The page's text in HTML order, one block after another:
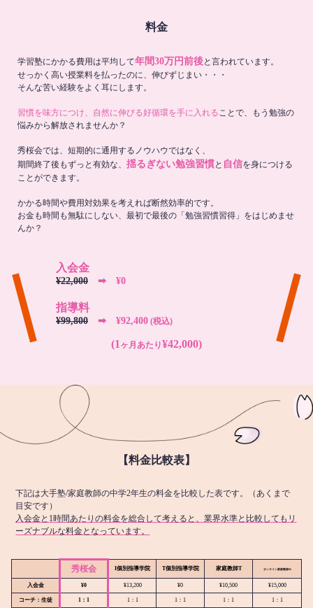
料金
学習塾にかかる費用は平均して年間30万円前後と言われています。
せっかく高い授業料を払ったのに、伸びずじまい・・・
そんな苦い経験をよく耳にします。
習慣を味方につけ、自然に伸びる好循環を手に入れる ことで、もう勉強の
悩みから解放されませんか？
秀桜会では、短期的に通用するノウハウではなく、
期間終了後もずっと有効な、 揺るぎない勉強習慣と 自信を身につける
ことができます。
かかる時間や費用対効果を考えれば断然効率的です。
お金も時間も無駄にしない、最初で最後の「勉強習慣習得」をはじめませ
んか？
入会金
¥22,000 ➡︎ ¥0
指導料
¥99,800 ➡︎ ¥92,400 (税込)
(1 ヶ月あたり¥42,000)
【料金比較表】
下記は大手塾/家庭教師の中学2年生の料金を比較した表です。（あくまで
目安です）
入会金と1時間あたりの料金を総合して考えると、業界水準と比較してもリ
ーズナブルな料金となっています。
秀桜会 I個別指導学院 T個別指導学院 家庭教師T オンライン家庭教師M
入会金 ¥0 ¥13,200 ¥0 ¥10,500 ¥15,000
コーチ：生徒 1：1 1：1 1：1 1：1 1：1